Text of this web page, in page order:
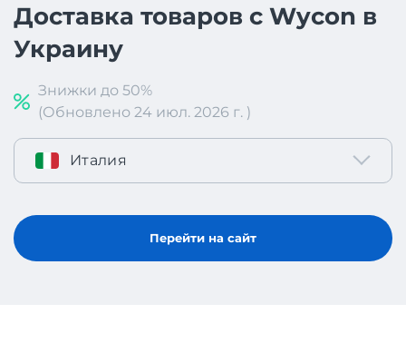
Доставка товаров с Wycon в
Украину
Знижки до 50%
(Обновлено 24 июл. 2026 г. )
Италия
Перейти на сайт